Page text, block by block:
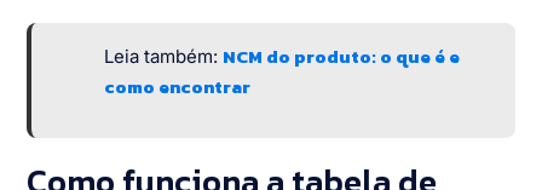
Leia também: NCM do produto: o que é e
como encontrar